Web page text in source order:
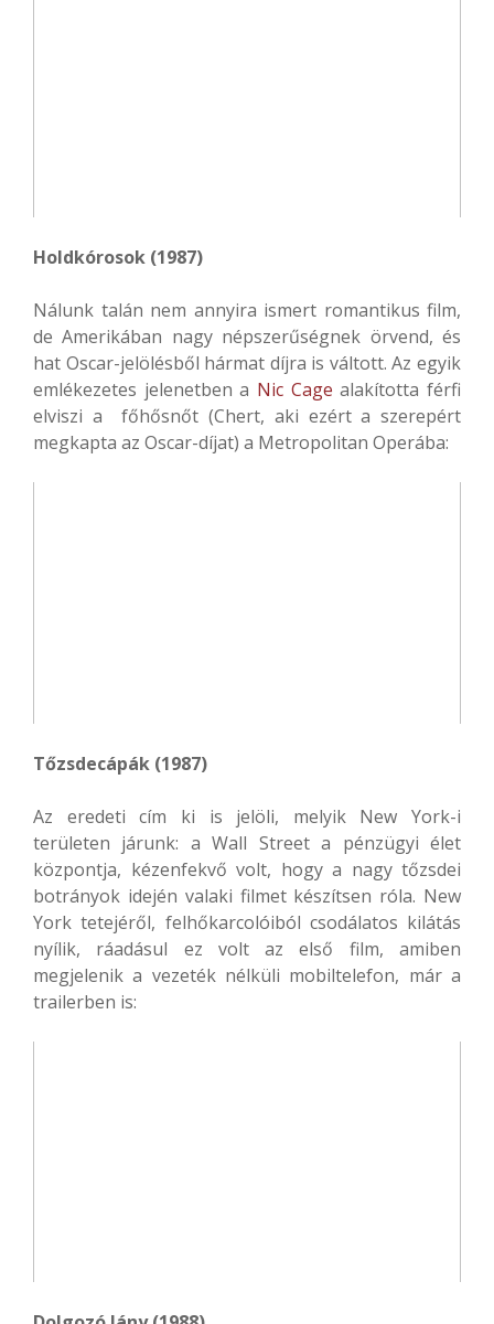
Holdkórosok (1987)
Nálunk talán nem annyira ismert romantikus film,
de Amerikában nagy népszerűségnek örvend, és
hat Oscar-jelölésből hármat díjra is váltott. Az egyik
emlékezetes jelenetben a Nic Cage alakította férfi
elviszi a főhősnőt (Chert, aki ezért a szerepért
megkapta az Oscar-díjat) a Metropolitan Operába:
Tőzsdecápák (1987)
Az eredeti cím ki is jelöli, melyik New York-i
területen járunk: a Wall Street a pénzügyi élet
központja, kézenfekvő volt, hogy a nagy tőzsdei
botrányok idején valaki filmet készítsen róla. New
York tetejéről, felhőkarcolóiból csodálatos kilátás
nyílik, ráadásul ez volt az első film, amiben
megjelenik a vezeték nélküli mobiltelefon, már a
trailerben is: